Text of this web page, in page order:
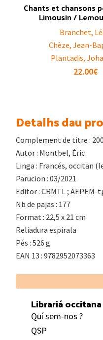
Chants et chansons
Limousin /
Branchet,
Chèze, Jean-
Plantadis,
22.00€
Detalhs dau
Complement de titre :
Autor : Montbel, Éric
Linga : Francés, occitan
Parucion : 03/2021
Editor : CRMTL ; AEPEM-
Nb de pajas : 177
Format : 22,5 x 21 cm
Reliadura espirala
Pés : 526 g
EAN 13 : 9782952073363
Footer
Librariá occitana
Quí sem-nos ?
QSP